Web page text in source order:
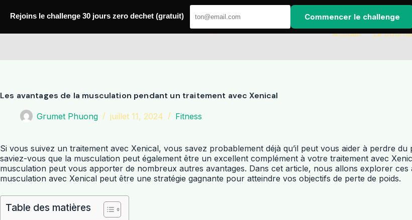
Accueil Le
Les avantages de la musculation pendant un traitement avec Xenical
Grumet Phuong juillet 11, 2024 Fitness
Si vous suivez un traitement avec Xenical, vous savez probablement déjà qu’il peut vous aider à perdre
saviez-vous que la musculation peut également être un excellent complément à votre traitement avec
musculation peut vous apporter de nombreux autres avantages. Dans cet article, nous allons explorer
musculation avec Xenical peut être une stratégie gagnante pour atteindre vos objectifs de perte de poids.
Table des matières
Rejoins le challenge 30 jours zero dechet (gratuit) Commencer le challenge